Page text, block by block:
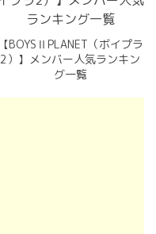
【BOYSⅡPLANET（ボイプラ
2）】メンバー人気ランキン
グ一覧